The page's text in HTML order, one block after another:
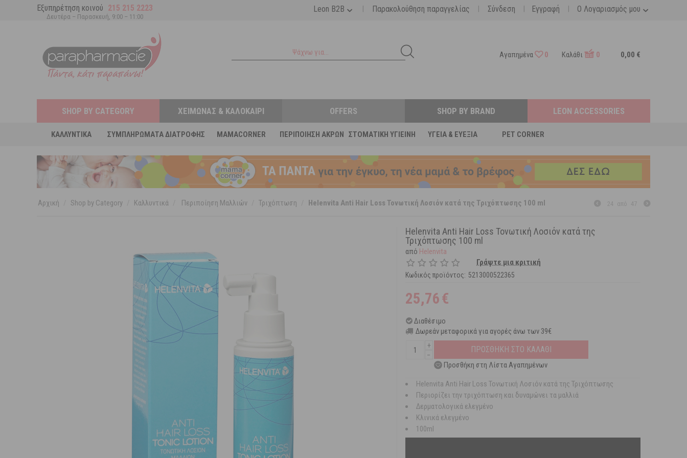
Εξυπηρέτηση κοινού 215 215 2223
Δευτέρα – Παρασκευή, 9:00 – 11:00
Ο Λογαριασμός μου
Leon B2B | Παρακολούθηση παραγγελίας | Σύνδεση | Εγγραφή |
Αγαπημένα 0 Καλάθι 0 0,00 €
SHOP BY CATEGORY
ΚΑΛΛΥΝΤΙΚΆ ΣΥΜΠΛΗΡΏΜΑΤΑ ΔΙΑΤΡΟΦΉΣ MAMACORNER ΠΕΡΙΠΟΊΗΣΗ ΆΚΡΩΝ ΣΤΟΜΑΤΙΚΉ ΥΓΙΕΙΝΉ ΥΓΕΊΑ & ΕΥΕΞΊΑ PET CORNER
ΧΕΙΜΏΝΑΣ & ΚΑΛΟΚΑΊΡΙ OFFERS SHOP BY BRAND LEON ACCESSORIES
Αρχική Shop by Category Καλλυντικά Περιποίηση Μαλλιών Τριχόπτωση Helenvita Anti Hair Loss Τονωτική Λοσιόν κατά της Τριχόπτωσης 100 ml
Helenvita Anti Hair Loss Τονωτική Λοσιόν κατά της
Τριχόπτωσης 100 ml
από Helenvita
Γράψτε μια κριτική
Κωδικός προϊόντος: 5213000522365
25,76€
Διαθέσιμο
Δωρεάν μεταφορικά για αγορές άνω των 39€
+
−
ΠΡΟΣΘΗΚΗ ΣΤΟ ΚΑΛΑΘΙ
Προσθήκη στη Λίστα Αγαπημένων
Helenvita Anti Hair Loss Τονωτική Λοσιόν κατά της Τριχόπτωσης
Περιορίζει την τριχόπτωση και δυναμώνει τα µαλλιά
Δερματολογικά ελεγμένο
Κλινικά ελεγμένο
100ml